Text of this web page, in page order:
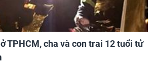
TPHCM, cha và con trai 12 tuổi tử